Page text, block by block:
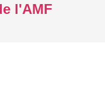
l'AMF